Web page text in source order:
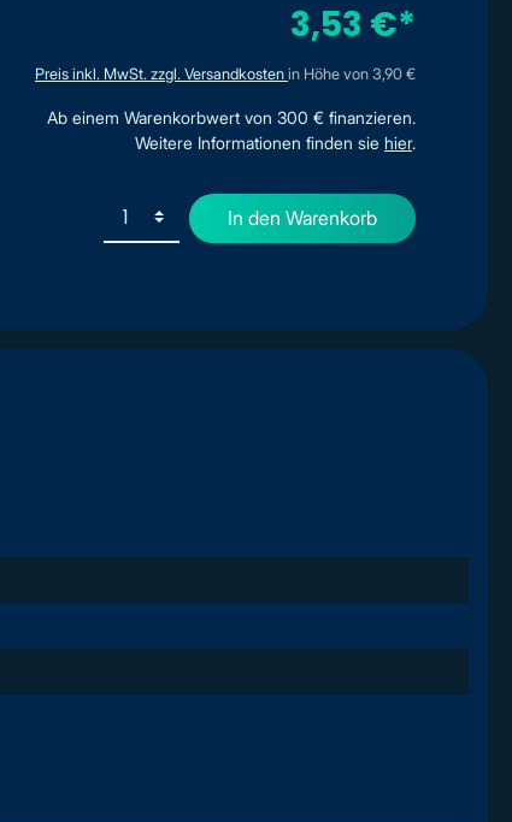
3,53 €*
Preis inkl. MwSt. zzgl. Versandkosten in Höhe von 3,90 €
Ab einem Warenkorbwert von 300 € finanzieren.
Weitere Informationen finden sie hier.
In den Warenkorb